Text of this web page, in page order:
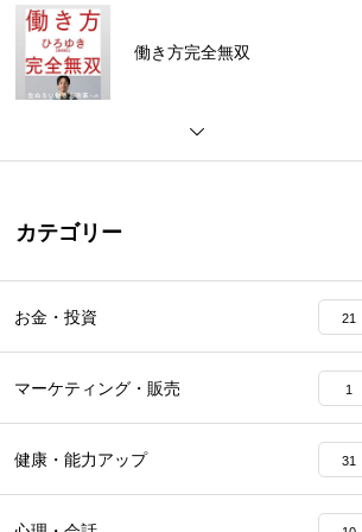
安を打ち破る人生戦略
世界一やさしい「やりたいこ
科学がつきとめた「運のいい
オードリー・タン デジタルとAI
の未来を語る
カテゴリー
お金・投資 21
マーケティング・販売 1
健康・能力アップ 31